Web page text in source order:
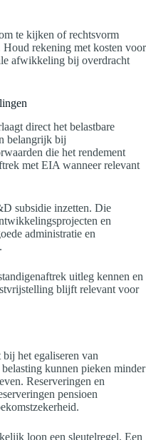
te kijken of rechtsvorm
rekening met kosten voor
afwikkeling bij overdracht
direct het belastbare
belangrijk bij
die het rendement
met EIA wanneer relevant
subsidie inzetten. Die
en
administratie en
uitleg kennen en
blijft relevant voor
het egaliseren van
kunnen pieken minder
Reserveringen en
pensioen
loon een sleutelregel. Een